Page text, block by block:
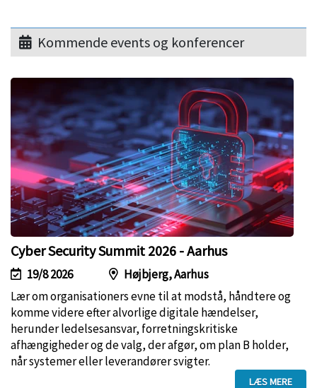
Kommende events og konferencer
Cyber Security Summit 2026 - Aarhus
19/8 2026
Højbjerg, Aarhus
Lær om organisationers evne til at modstå, håndtere og
komme videre efter alvorlige digitale hændelser,
herunder ledelsesansvar, forretningskritiske
afhængigheder og de valg, der afgør, om plan B holder,
når systemer eller leverandører svigter.
LÆS MERE